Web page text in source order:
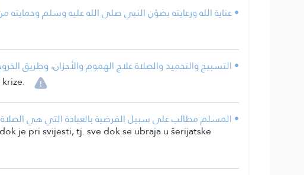
• عناية الله ورعايته بصَوْن النبي صلى الله عليه وسلم
• التسبيح والتحميد والصلاة علاج الهموم والأحزان، وطريق
• المسلم مطالب على سبيل الفرضية بالعبادة التي هي
je pri svijesti, tj. sve dok se ubraja u šerijatske